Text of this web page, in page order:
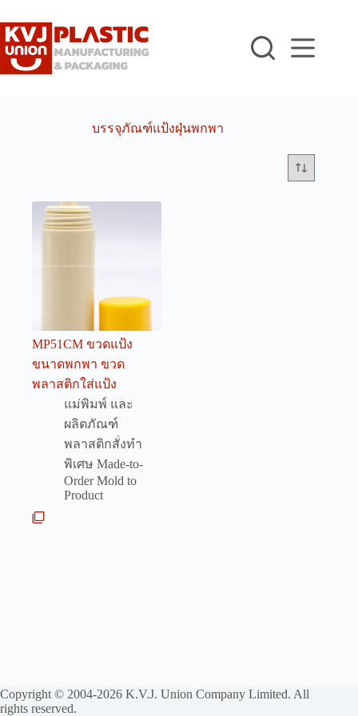
to
content
บรรจุภัณฑ์แป้งฝุ่นพกพา
MP51CM ขวดแป้ง
ขนาดพกพา ขวด
พลาสติกใส่แป้ง
แม่พิมพ์ และ
ผลิตภัณฑ์
พลาสติกสั่งทำ
พิเศษ Made-to-
Order Mold to
Product
Copyright © 2004-2026 K.V.J. Union Company Limited. All
rights reserved.